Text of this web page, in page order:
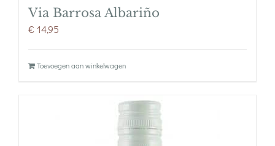
Via Barrosa Albariño
€ 14,95
Toevoegen aan winkelwagen